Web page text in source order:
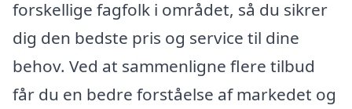
forskellige fagfolk i området, så du sikrer
dig den bedste pris og service til dine
behov. Ved at sammenligne flere tilbud
får du en bedre forståelse af markedet og